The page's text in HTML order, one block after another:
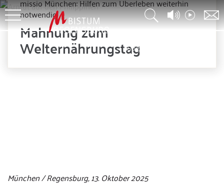
missio München: Hilfen zum Überleben weiterhin
notwendig
Mahnung zum
Welternährungstag© Jörg Böthling / missio München
München / Regensburg, 13. Oktober 2025